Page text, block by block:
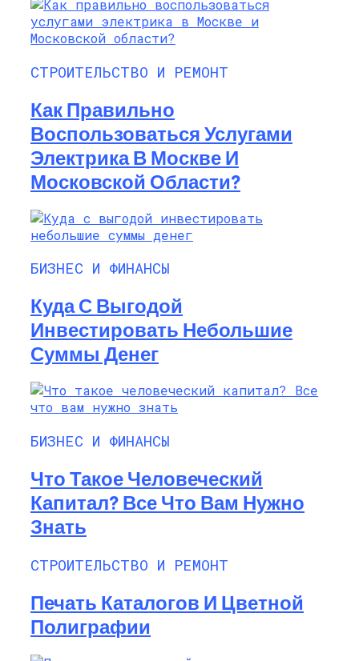
СТРОИТЕЛЬСТВО И РЕМОНТ
Как Правильно
Воспользоваться Услугами
Электрика В Москве И
Московской Области?
БИЗНЕС И ФИНАНСЫ
Куда С Выгодой
Инвестировать Небольшие
Суммы Денег
БИЗНЕС И ФИНАНСЫ
Что Такое Человеческий
Капитал? Все Что Вам Нужно
Знать
СТРОИТЕЛЬСТВО И РЕМОНТ
Печать Каталогов И Цветной
Полиграфии